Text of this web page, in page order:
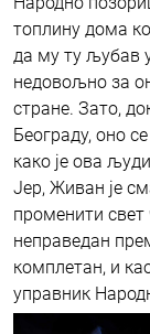
топлину дома
да му ту љубав
недовољно за
стране. Зато,
Београду, оно
како је ова
Јер, Живан је
променити свет
неправедан
комплетан, и
управник